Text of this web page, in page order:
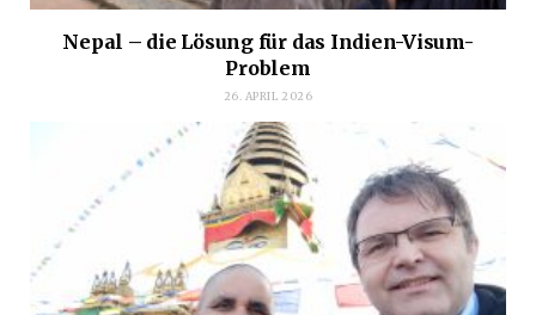
Nepal – die Lösung für das Indien-Visum-
Problem
26. APRIL 2026